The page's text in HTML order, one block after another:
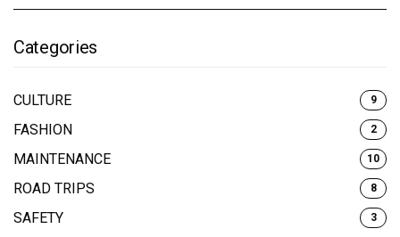
Categories
CULTURE 9
FASHION 2
MAINTENANCE 10
ROAD TRIPS 8
SAFETY 3